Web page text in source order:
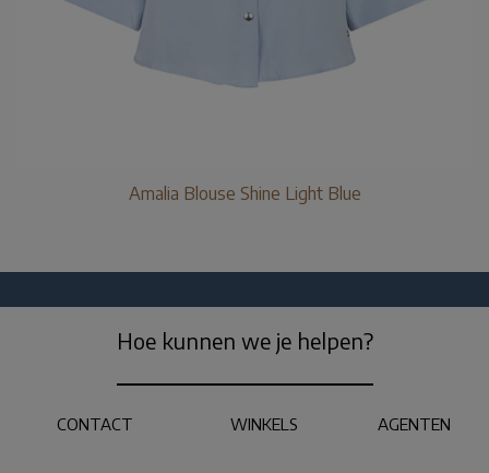
Amalia Blouse Shine Light Blue
Hoe kunnen we je helpen?
CONTACT WINKELS AGENTEN